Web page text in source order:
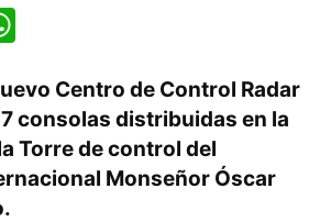
Centro de Control Radar
consolas distribuidas en la
Torre de control del
Monseñor Óscar